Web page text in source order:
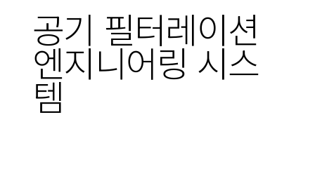
공기 필터레이션
엔지니어링 시스
템